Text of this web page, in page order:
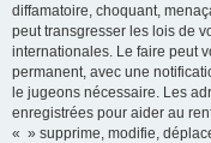
diffamatoire, choquant,
peut transgresser les lois de
internationales. Le faire peut
permanent, avec une
le jugeons nécessaire. Les
enregistrées pour aider au
« » supprime, modifie,